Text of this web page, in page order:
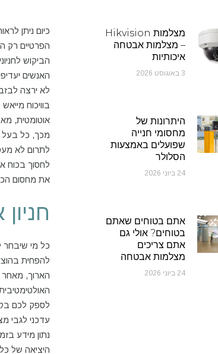
מצלמות Hikvision
– מצלמות אבטחה
איכותיות
3 באוגוסט 2026
היתרונות של
מחסומי חנייה
שפועלים באמצעות
הסלולר
24 ביוני 2026
אתם בטוחים שאתם
בטוחים? אולי גם
אתם צריכים
מצלמות אבטחה
24 ביוני 2026
כיום ניתן
הפרטיים רק
הביקוש
האנשים
לא ירצה
בוויכוח
אוטומטית,
מכך, כל בעל
לתרום לא
לחסוך בכוח
את מחסום
כל מי שיבחר
להפחית
הארוך,
לספק לכם
עדכני לגבי
נתון מידע
היציאה של כל